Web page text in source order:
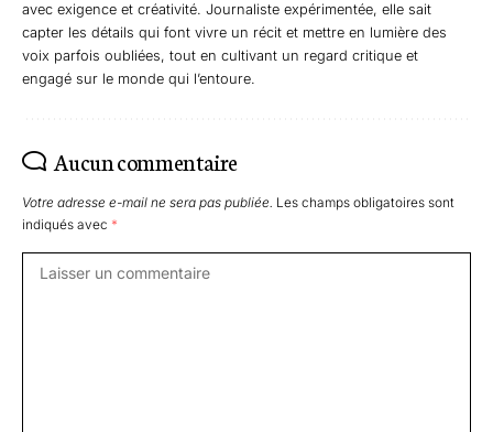
avec exigence et créativité. Journaliste expérimentée, elle sait
capter les détails qui font vivre un récit et mettre en lumière des
voix parfois oubliées, tout en cultivant un regard critique et
engagé sur le monde qui l’entoure.
Aucun commentaire
Votre adresse e-mail ne sera pas publiée. Les champs obligatoires sont
indiqués avec *